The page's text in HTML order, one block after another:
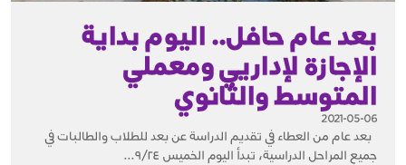
بعد عام حافل.. اليوم بداية
الإجازة لإداريي ومعملي
المتوسط والثانوي‎
2021-05-06
بعد عام من العطاء في تقديم الدراسة عن بعد للطلاب والطالبات في
جميع المراحل الدراسية، تبدأ اليوم الخميس ٩/٢٤...